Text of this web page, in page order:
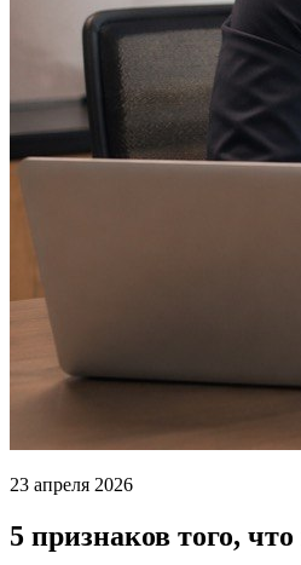
23 апреля 2026
5 признаков того,